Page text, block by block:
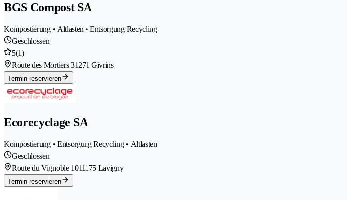
BGS Compost SA
Kompostierung • Altlasten • Entsorgung Recycling
Geschlossen
5(1)
Route des Mortiers 31271 Givrins
Termin reservieren
Ecorecyclage SA
Kompostierung • Entsorgung Recycling • Altlasten
Geschlossen
Route du Vignoble 1011175 Lavigny
Termin reservieren